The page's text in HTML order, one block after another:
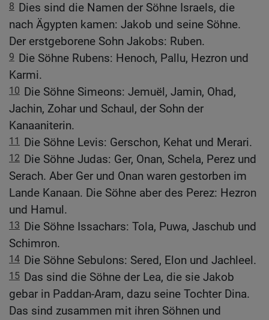
8 Dies sind die Namen der Söhne Israels, die
nach Ägypten kamen: Jakob und seine Söhne.
Der erstgeborene Sohn Jakobs: Ruben.
9 Die Söhne Rubens: Henoch, Pallu, Hezron und
Karmi.
10 Die Söhne Simeons: Jemuël, Jamin, Ohad,
Jachin, Zohar und Schaul, der Sohn der
Kanaaniterin.
11 Die Söhne Levis: Gerschon, Kehat und Merari.
12 Die Söhne Judas: Ger, Onan, Schela, Perez und
Serach. Aber Ger und Onan waren gestorben im
Lande Kanaan. Die Söhne aber des Perez: Hezron
und Hamul.
13 Die Söhne Issachars: Tola, Puwa, Jaschub und
Schimron.
14 Die Söhne Sebulons: Sered, Elon und Jachleel.
15 Das sind die Söhne der Lea, die sie Jakob
gebar in Paddan-Aram, dazu seine Tochter Dina.
Das sind zusammen mit ihren Söhnen und